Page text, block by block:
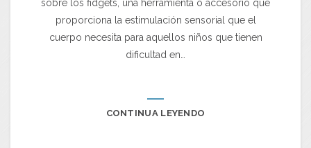
sobre los fidgets, una herramienta o accesorio que
proporciona la estimulación sensorial que el
cuerpo necesita para aquellos niños que tienen
dificultad en…
CONTINUA LEYENDO